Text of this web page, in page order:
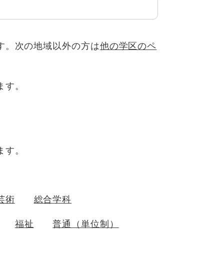
。次の地域以外の方は他の学区のペ
。
。
術 総合学科
福祉 普通（単位制）